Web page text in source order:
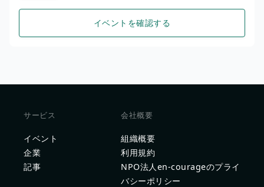
イベントを確認する
サービス
イベント
企業
記事
会社概要
組織概要
利用規約
NPO法人en-courageのプライ
バシーポリシー